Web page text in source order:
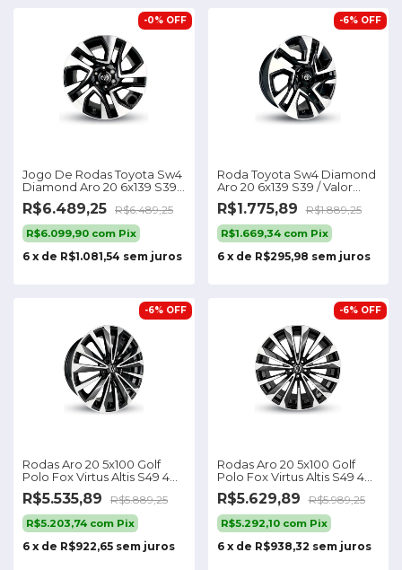
Jogo De Rodas Toyota Sw4
Diamond Aro 20 6x139 S39
Hilux Srx
-0% OFF
R$6.489,25 R$6.489,25
R$6.099,90 com Pix
6 x de R$1.081,54 sem juros
Roda Toyota Sw4 Diamond
Aro 20 6x139 S39 / Valor
Unitário
-6% OFF
R$1.775,89 R$1.889,25
R$1.669,34 com Pix
6 x de R$295,98 sem juros
Rodas Aro 20 5x100 Golf
Polo Fox Virtus Altis S49 4
Rodas
-6% OFF
R$5.535,89 R$5.889,25
R$5.203,74 com Pix
6 x de R$922,65 sem juros
Rodas Aro 20 5x100 Golf
Polo Fox Virtus Altis S49 4
Rodas
-6% OFF
R$5.629,89 R$5.989,25
R$5.292,10 com Pix
6 x de R$938,32 sem juros